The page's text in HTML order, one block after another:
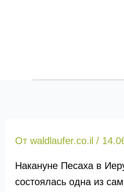
От waldlaufer.co.il /
Накануне Песаха в
состоялась одна из